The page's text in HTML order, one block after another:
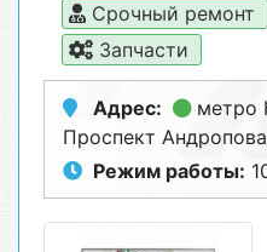
Срочный ремонт
Запчасти
Адрес: метро
Проспект
Режим работы: